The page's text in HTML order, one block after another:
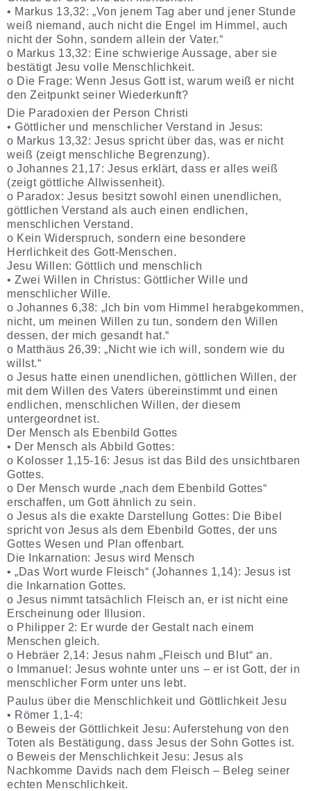
• Markus 13,32: „Von jenem Tag aber und jener Stunde
weiß niemand, auch nicht die Engel im Himmel, auch
nicht der Sohn, sondern allein der Vater.“
o Markus 13,32: Eine schwierige Aussage, aber sie
bestätigt Jesu volle Menschlichkeit.
o Die Frage: Wenn Jesus Gott ist, warum weiß er nicht
den Zeitpunkt seiner Wiederkunft?
Die Paradoxien der Person Christi
• Göttlicher und menschlicher Verstand in Jesus:
o Markus 13,32: Jesus spricht über das, was er nicht
weiß (zeigt menschliche Begrenzung).
o Johannes 21,17: Jesus erklärt, dass er alles weiß
(zeigt göttliche Allwissenheit).
o Paradox: Jesus besitzt sowohl einen unendlichen,
göttlichen Verstand als auch einen endlichen,
menschlichen Verstand.
o Kein Widerspruch, sondern eine besondere
Herrlichkeit des Gott-Menschen.
Jesu Willen: Göttlich und menschlich
• Zwei Willen in Christus: Göttlicher Wille und
menschlicher Wille.
o Johannes 6,38: „Ich bin vom Himmel herabgekommen,
nicht, um meinen Willen zu tun, sondern den Willen
dessen, der mich gesandt hat.“
o Matthäus 26,39: „Nicht wie ich will, sondern wie du
willst.“
o Jesus hatte einen unendlichen, göttlichen Willen, der
mit dem Willen des Vaters übereinstimmt und einen
endlichen, menschlichen Willen, der diesem
untergeordnet ist.
Der Mensch als Ebenbild Gottes
• Der Mensch als Abbild Gottes:
o Kolosser 1,15-16: Jesus ist das Bild des unsichtbaren
Gottes.
o Der Mensch wurde „nach dem Ebenbild Gottes“
erschaffen, um Gott ähnlich zu sein.
o Jesus als die exakte Darstellung Gottes: Die Bibel
spricht von Jesus als dem Ebenbild Gottes, der uns
Gottes Wesen und Plan offenbart.
Die Inkarnation: Jesus wird Mensch
• „Das Wort wurde Fleisch“ (Johannes 1,14): Jesus ist
die Inkarnation Gottes.
o Jesus nimmt tatsächlich Fleisch an, er ist nicht eine
Erscheinung oder Illusion.
o Philipper 2: Er wurde der Gestalt nach einem
Menschen gleich.
o Hebräer 2,14: Jesus nahm „Fleisch und Blut“ an.
o Immanuel: Jesus wohnte unter uns – er ist Gott, der in
menschlicher Form unter uns lebt.
Paulus über die Menschlichkeit und Göttlichkeit Jesu
• Römer 1,1-4:
o Beweis der Göttlichkeit Jesu: Auferstehung von den
Toten als Bestätigung, dass Jesus der Sohn Gottes ist.
o Beweis der Menschlichkeit Jesu: Jesus als
Nachkomme Davids nach dem Fleisch – Beleg seiner
echten Menschlichkeit.